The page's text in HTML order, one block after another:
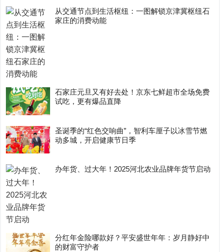
从交通节点到生活枢纽：一图解锁京津冀枢纽石
家庄的消费动能
石家庄元旦又有好去处！京东七鲜超市全场免费
试吃，更有爆品直降
圣诞季的“红色交响曲”，智利车厘子以冰雪节燃
动多城，开启健康节日季
办年货、过大年！2025河北农业品牌年货节启动
分红年金险哪款好？平安盛世年年：岁月静好中
的财富守护者